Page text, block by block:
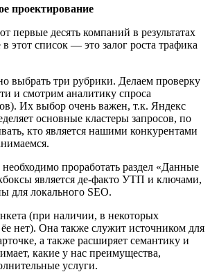
проектирование
первые десять компаний в результатах
этот список — это залог роста трафика
выбрать три рубрики. Делаем проверку
и смотрим аналитику спроса
Их выбор очень важен, т.к. Яндекс
основные кластеры запросов, по
кто является нашими конкурентами
проработать раздел «Данные
является де-факто УТП и ключами,
для локального SEO.
(при наличии, в некоторых
нет). Она также служит источником для
а также расширяет семантику и
какие у нас преимущества,
услуги.